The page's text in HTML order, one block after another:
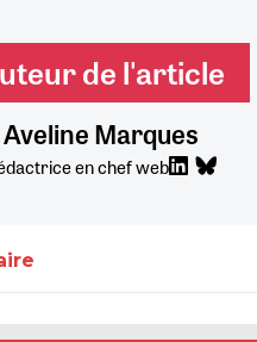
de l'article
Aveline Marques
en chef web